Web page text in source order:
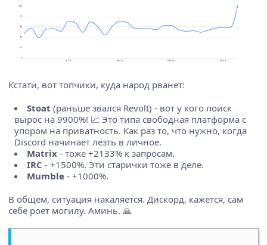
Кстати, вот топчики, куда народ рванет:
Stoat (раньше звался Revolt) - вот у кого поиск
вырос на 9900%! 📈 Это типа свободная платформа с
упором на приватность. Как раз то, что нужно, когда
Discord начинает лезть в личное.
Matrix - тоже +2133% к запросам.
IRC - +1500%. Эти старички тоже в деле.
Mumble - +1000%.
В общем, ситуация накаляется. Дискорд, кажется, сам
себе роет могилу. Аминь. 🙏